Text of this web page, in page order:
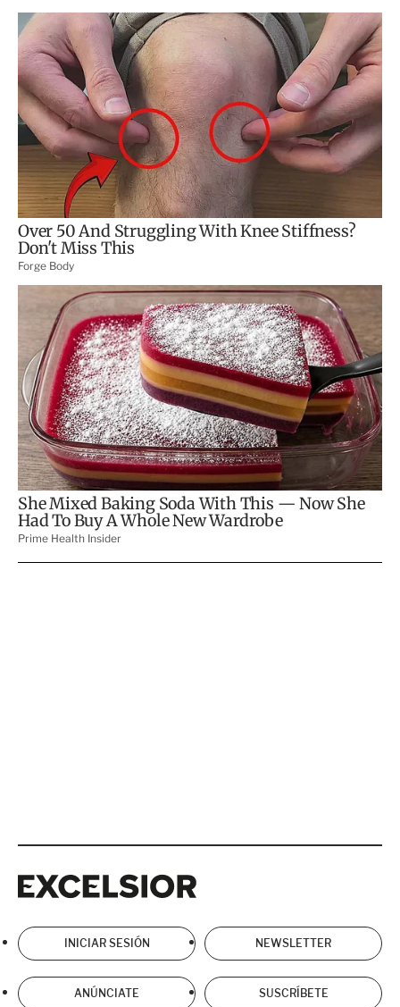
INICIAR SESIÓN NEWSLETTER
ANÚNCIATE SUSCRÍBETE